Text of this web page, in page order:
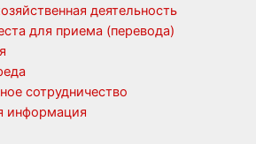
деятельность
для приема (перевода)
сотрудничество
информация